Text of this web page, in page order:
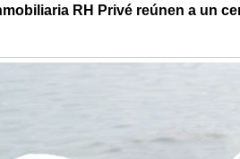
RH Privé reúnen a un